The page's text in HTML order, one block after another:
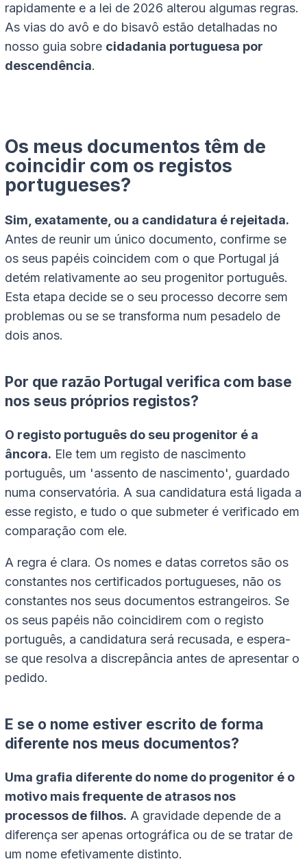
rapidamente e a lei de 2026 alterou algumas regras.
As vias do avô e do bisavô estão detalhadas no
nosso guia sobre cidadania portuguesa por
descendência.
Os meus documentos têm de
coincidir com os registos
portugueses?
Sim, exatamente, ou a candidatura é rejeitada.
Antes de reunir um único documento, confirme se
os seus papéis coincidem com o que Portugal já
detém relativamente ao seu progenitor português.
Esta etapa decide se o seu processo decorre sem
problemas ou se se transforma num pesadelo de
dois anos.
Por que razão Portugal verifica com base
nos seus próprios registos?
O registo português do seu progenitor é a
âncora. Ele tem um registo de nascimento
português, um 'assento de nascimento', guardado
numa conservatória. A sua candidatura está ligada a
esse registo, e tudo o que submeter é verificado em
comparação com ele.
A regra é clara. Os nomes e datas corretos são os
constantes nos certificados portugueses, não os
constantes nos seus documentos estrangeiros. Se
os seus papéis não coincidirem com o registo
português, a candidatura será recusada, e espera-
se que resolva a discrepância antes de apresentar o
pedido.
E se o nome estiver escrito de forma
diferente nos meus documentos?
Uma grafia diferente do nome do progenitor é o
motivo mais frequente de atrasos nos
processos de filhos. A gravidade depende de a
diferença ser apenas ortográfica ou de se tratar de
um nome efetivamente distinto.